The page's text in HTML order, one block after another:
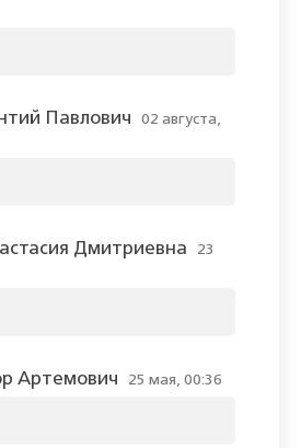
Павлович
02 августа,
Дмитриевна
23
Артемович 25 мая, 00:36